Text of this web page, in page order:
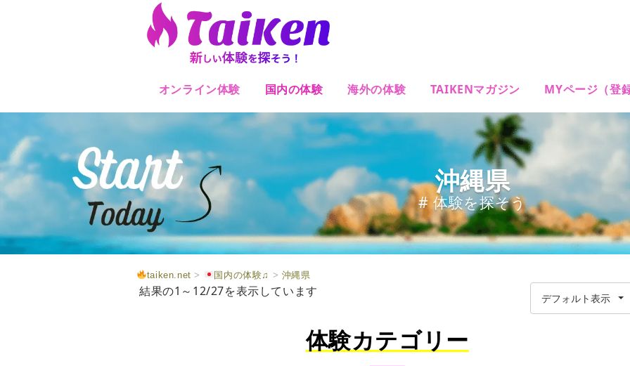
オンライン体験 国内の体験 海外の体験 TAIKENマガジン MYページ（登
沖縄県
# 体験を探そう
taiken.net > 国内の体験♫ > 沖縄県
結果の1～12/27を表示しています デフォルト表示
体験カテゴリー